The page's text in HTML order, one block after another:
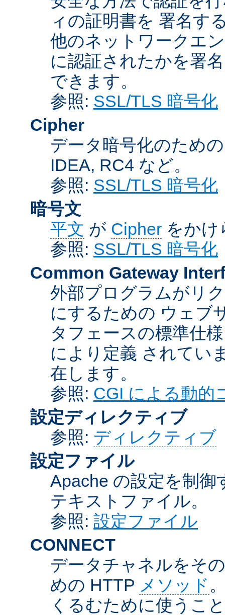
ィの証明書を 署名す
他のネットワークエ
に認証されたかを署
できます。
参照: SSL/TLS 暗号化
Cipher
データ暗号化のため
IDEA, RC4 など。
参照: SSL/TLS 暗号化
暗号文
平文 が Cipher をかけ
参照: SSL/TLS 暗号化
Common Gateway
外部プログラムがリ
にするための ウェブ
タフェースの標準仕
により定義 されてい
在します。
参照: CGI による動的
設定ディレクティブ
参照: ディレクティブ
設定ファイル
Apache の設定を制
テキストファイル。
参照: 設定ファイル
CONNECT
データチャネルをそ
めの HTTP メソッド
くるむために使うこ